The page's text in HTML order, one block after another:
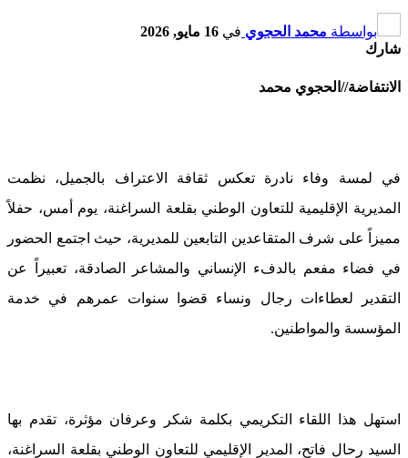
بواسطة محمد الحجوي في 16 مايو, 2026
شارك
الانتفاضة//الحجوي محمد
في لمسة وفاء نادرة تعكس ثقافة الاعتراف بالجميل، نظمت
المديرية الإقليمية للتعاون الوطني بقلعة السراغنة، يوم أمس، حفلاً
مميزاً على شرف المتقاعدين التابعين للمديرية، حيث اجتمع الحضور
في فضاء مفعم بالدفء الإنساني والمشاعر الصادقة، تعبيراً عن
التقدير لعطاءات رجال ونساء قضوا سنوات عمرهم في خدمة
المؤسسة والمواطنين.
استهل هذا اللقاء التكريمي بكلمة شكر وعرفان مؤثرة، تقدم بها
السيد رحال فاتح، المدير الإقليمي للتعاون الوطني بقلعة السراغنة،